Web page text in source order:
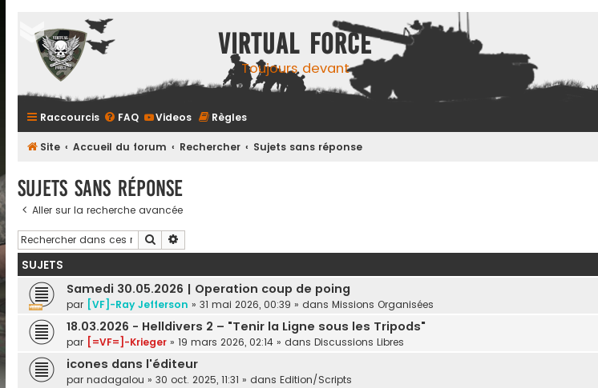
Virtual Force
Toujours devant
Raccourcis FAQ Videos Règles
Site Accueil du forum Rechercher Sujets sans réponse
Sujets sans réponse
Aller sur la recherche avancée
Rechercher
SUJETS
Samedi 30.05.2026 | Operation coup de poing
par [VF]-Ray Jefferson » 31 mai 2026, 00:39 » dans Missions Organisées
18.03.2026 - Helldivers 2 – "Tenir la Ligne sous les Tripods"
par [=VF=]-Krieger » 19 mars 2026, 02:14 » dans Discussions Libres
icones dans l'éditeur
par nadagalou » 30 oct. 2025, 11:31 » dans Edition/Scripts